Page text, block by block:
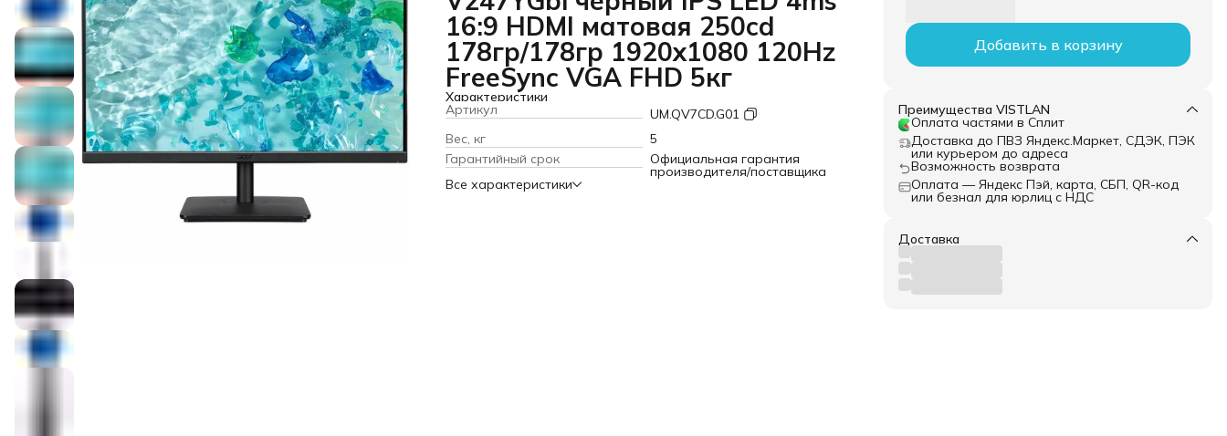
16:9 HDMI матовая 250cd
178гр/178гр 1920x1080 120Hz
FreeSync VGA FHD 5кг
Характеристики
Артикул
UM.QV7CD.G01
Вес, кг
5
Гарантийный срок
Официальная гарантия
производителя/поставщика
Все характеристики
Добавить в корзину
Преимущества VISTLAN
Оплата частями в Сплит
Доставка до ПВЗ Яндекс.Маркет, СДЭК, ПЭК
или курьером до адреса
Возможность возврата
Оплата — Яндекс Пэй, карта, СБП, QR-код
или безнал для юрлиц с НДС
Доставка